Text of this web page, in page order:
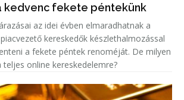
kedvenc fekete péntekünk
az idei évben elmaradhatnak a
kereskedők készlethalmozással
a fekete péntek renoméját. De milyen
online kereskedelemre?